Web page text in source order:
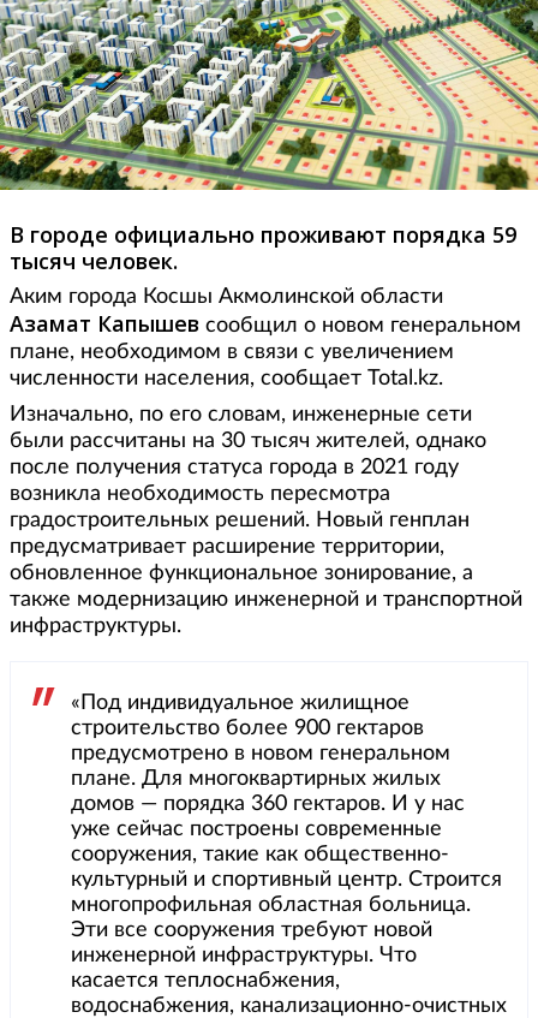
В городе официально проживают порядка 59
тысяч человек.
Аким города Косшы Акмолинской области
Азамат Капышев сообщил о новом генеральном
плане, необходимом в связи с увеличением
численности населения, сообщает Total.kz.
Изначально, по его словам, инженерные сети
были рассчитаны на 30 тысяч жителей, однако
после получения статуса города в 2021 году
возникла необходимость пересмотра
градостроительных решений. Новый генплан
предусматривает расширение территории,
обновленное функциональное зонирование, а
также модернизацию инженерной и транспортной
инфраструктуры.
«Под индивидуальное жилищное
строительство более 900 гектаров
предусмотрено в новом генеральном
плане. Для многоквартирных жилых
домов — порядка 360 гектаров. И у нас
уже сейчас построены современные
сооружения, такие как общественно-
культурный и спортивный центр. Строится
многопрофильная областная больница.
Эти все сооружения требуют новой
инженерной инфраструктуры. Что
касается теплоснабжения,
водоснабжения, канализационно-очистных